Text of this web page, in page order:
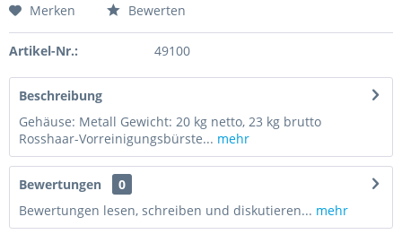
Merken Bewerten
Artikel-Nr.: 49100
Beschreibung
Gehäuse: Metall Gewicht: 20 kg netto, 23 kg brutto
Rosshaar-Vorreinigungsbürste... mehr
Bewertungen
0
Bewertungen lesen, schreiben und diskutieren... mehr